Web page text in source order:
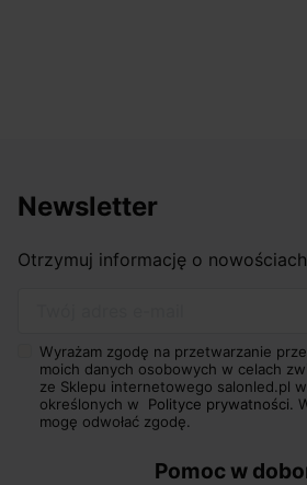
Newsletter
Otrzymuj informację o
Wyrażam zgodę na przetwarzanie
moich danych osobowych w celach
ze Sklepu internetowego salonled.pl
określonych w Polityce prywatności.
mogę odwołać zgodę.
Pomoc w